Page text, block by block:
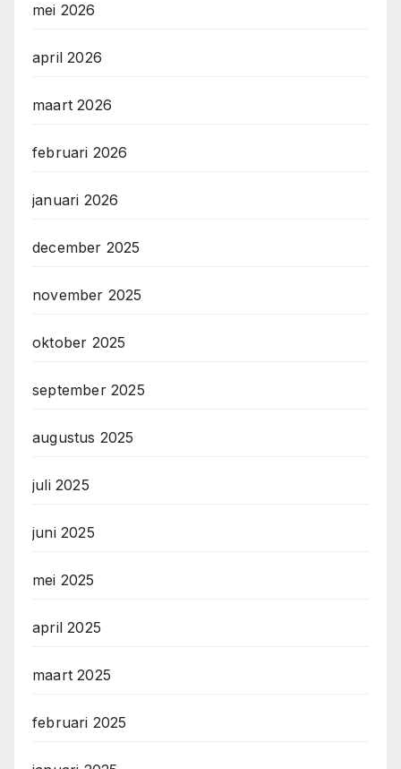
mei 2026
april 2026
maart 2026
februari 2026
januari 2026
december 2025
november 2025
oktober 2025
september 2025
augustus 2025
juli 2025
juni 2025
mei 2025
april 2025
maart 2025
februari 2025